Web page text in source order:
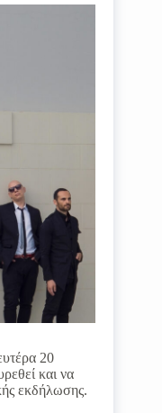
20
και να
εκδήλωσης.